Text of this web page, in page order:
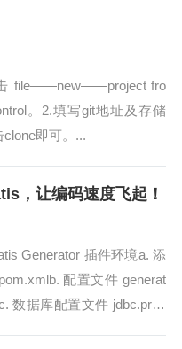
file——new——project fro
。2.填写git地址及存储
即可。...
，让编码速度飞起！
Generator 插件环境a. 添
配置文件 generat
数据库配置文件 jdbc.prop